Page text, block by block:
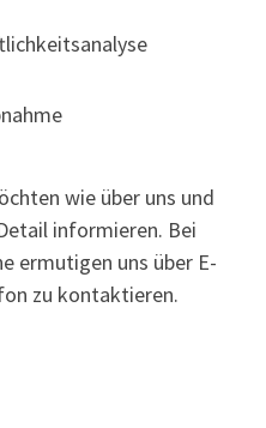
wie über uns und
informieren. Bei
ermutigen uns über E-
zu kontaktieren.